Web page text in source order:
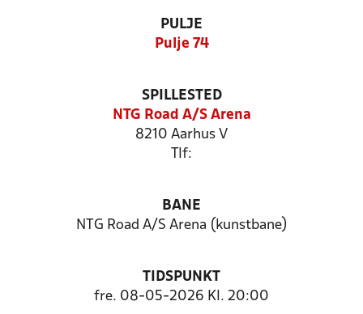
PULJE
Pulje 74
SPILLESTED
NTG Road A/S Arena
8210 Aarhus V
Tlf:
BANE
NTG Road A/S Arena (kunstbane)
TIDSPUNKT
fre. 08-05-2026 Kl. 20:00